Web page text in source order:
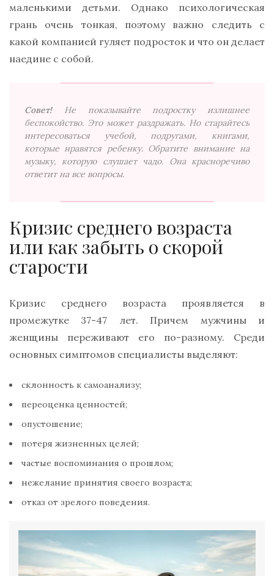
маленькими детьми. Однако психологическая
грань очень тонкая, поэтому важно следить с
какой компанией гуляет подросток и что он делает
наедине с собой.
Совет!
Не показывайте подростку излишнее
беспокойство. Это может раздражать. Но старайтесь
интересоваться учебой, подругами, книгами,
которые нравятся ребенку. Обратите внимание на
музыку, которую слушает чадо. Она красноречиво
ответит на все вопросы.
Кризис среднего возраста
или как забыть о скорой
старости
Кризис среднего возраста проявляется в
промежутке 37-47 лет. Причем мужчины и
женщины переживают его по-разному. Среди
основных симптомов специалисты выделяют:
склонность к самоанализу;
переоценка ценностей;
опустошение;
потеря жизненных целей;
частые воспоминания о прошлом;
нежелание принятия своего возраста;
отказ от зрелого поведения.